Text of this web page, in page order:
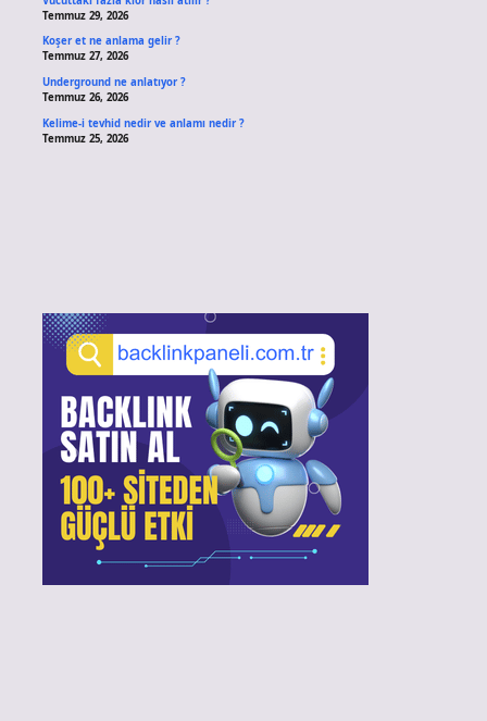
Temmuz 29, 2026
Koşer et ne anlama gelir ?
Temmuz 27, 2026
Underground ne anlatıyor ?
Temmuz 26, 2026
Kelime-i tevhid nedir ve anlamı nedir ?
Temmuz 25, 2026